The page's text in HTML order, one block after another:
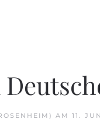
AM 11.